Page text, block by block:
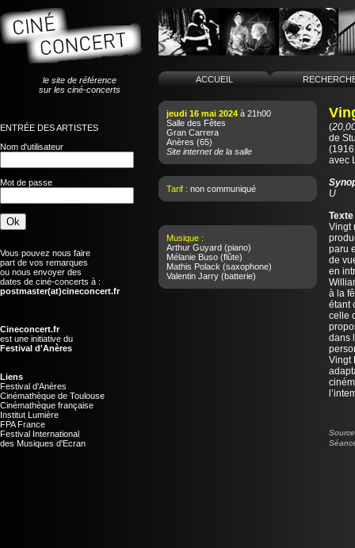
le site de référence
sur les ciné-concerts
ENTRÉE DES ARTISTES
Nom d'utilisateur
Mot de passe
Vous pouvez nous faire
part de vos remarques
ou nous envoyer des
dates de ciné-concerts à :
postmaster(at)cineconcert.fr
Cineconcert.fr
est une initiative du
Festival d'Anères
Liens
Festival d'Anères
Cinémathèque de Toulouse
Cinémathèque française
Institut Lumière
FPA France
Festival International
des Musiques d'Ecran
ACCUEIL
jeudi 16 mai 2024 à 21h00
Salle des Fêtes
Gran Carrera
Anères (65)
Site internet de la salle
Tarif : non communiqué
Musique :
Arthur Guyard (piano)
Mélanie Buso (flûte)
Mathis Polack (saxophone)
Valentin Jarry (batterie)
(
de
avec
U
Vingt
paru
de
en
à la
étant
celle
dans
Vingt